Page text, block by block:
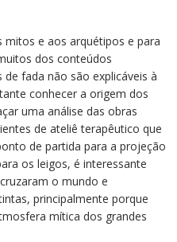
mitos e aos arquétipos e para
dos conteúdos
fada não são explicáveis à
conhecer a origem dos
uma análise das obras
de ateliê terapêutico que
de partida para a projeção
os leigos, é interessante
o mundo e
principalmente porque
mítica dos grandes